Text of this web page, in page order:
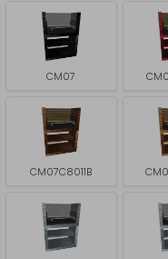
CM07
CM07C8011B